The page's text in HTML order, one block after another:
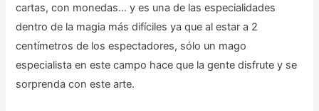
cartas, con monedas… y es una de las especialidades
dentro de la magia más difíciles ya que al estar a 2
centímetros de los espectadores, sólo un mago
especialista en este campo hace que la gente disfrute y se
sorprenda con este arte.